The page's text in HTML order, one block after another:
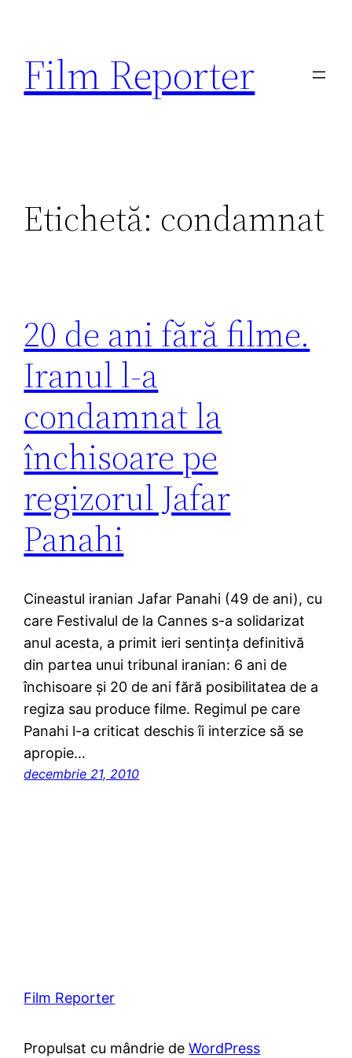
conținut
Film Reporter
Etichetă: condamnat
20 de ani fără filme.
Iranul l-a
condamnat la
închisoare pe
regizorul Jafar
Panahi
Cineastul iranian Jafar Panahi (49 de ani), cu
care Festivalul de la Cannes s-a solidarizat
anul acesta, a primit ieri sentinţa definitivă
din partea unui tribunal iranian: 6 ani de
închisoare şi 20 de ani fără posibilitatea de a
regiza sau produce filme. Regimul pe care
Panahi l-a criticat deschis îi interzice să se
apropie…
decembrie 21, 2010
Film Reporter
Propulsat cu mândrie deWordPress